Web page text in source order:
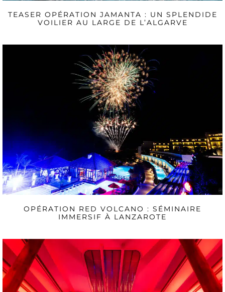
TEASER OPÉRATION JAMANTA : UN SPLENDIDE
VOILIER AU LARGE DE L’ALGARVE
OPÉRATION RED VOLCANO : SÉMINAIRE
IMMERSIF À LANZAROTE